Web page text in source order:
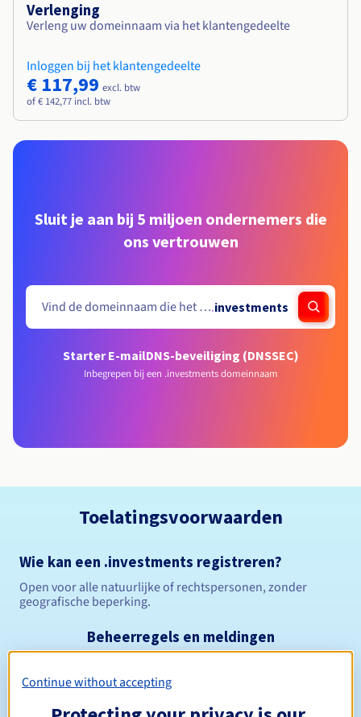
Verlenging
Verleng uw domeinnaam via het klantengedeelte
Inloggen bij het klantengedeelte
€ 117,99 excl. btw
of € 142,77 incl. btw
Sluit je aan bij 5 miljoen ondernemers die
ons vertrouwen
.investments
Starter E-mailDNS-beveiliging (DNSSEC)
Inbegrepen bij een .investments domeinnaam
Toelatingsvoorwaarden
Wie kan een .investments registreren?
Open voor alle natuurlijke of rechtspersonen, zonder
geografische beperking.
Beheerregels en meldingen
Registratieperiode
Continue without accepting